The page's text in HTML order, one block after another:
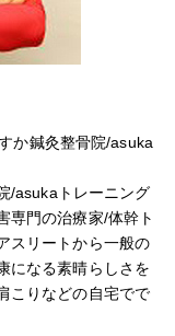
か鍼灸整骨院/asuka
/asukaトレーニング
門の治療家/体幹ト
スリートから一般の
になる素晴らしさを
こりなどの自宅でで